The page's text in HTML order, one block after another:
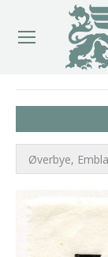
Øverbye, Embla